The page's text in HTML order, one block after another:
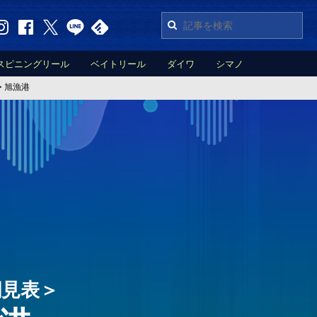
ピニングリール ベイトリール ダイワ シマノ
旭漁港
表＞